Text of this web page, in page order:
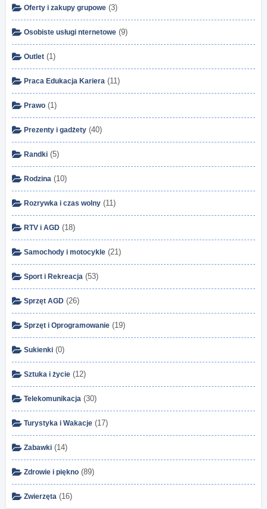
Oferty i zakupy grupowe (3)
Osobiste usługi nternetowe (9)
Outlet (1)
Praca Edukacja Kariera (11)
Prawo (1)
Prezenty i gadżety (40)
Randki (5)
Rodzina (10)
Rozrywka i czas wolny (11)
RTV i AGD (18)
Samochody i motocykle (21)
Sport i Rekreacja (53)
Sprzęt AGD (26)
Sprzęt i Oprogramowanie (19)
Sukienki (0)
Sztuka i życie (12)
Telekomunikacja (30)
Turystyka i Wakacje (17)
Zabawki (14)
Zdrowie i piękno (89)
Zwierzęta (16)